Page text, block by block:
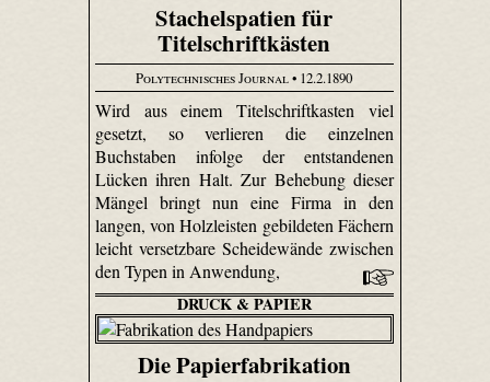
Stachelspatien für
Titelschriftkästen
Polytechnisches Journal• 12.2.1890
Wird aus einem Titelschriftkasten viel
gesetzt, so verlieren die einzelnen
Buchstaben infolge der entstandenen
Lücken ihren Halt. Zur Behebung dieser
Mängel bringt nun eine Firma in den
langen, von Holzleisten gebildeten Fächern
leicht versetzbare Scheidewände zwischen
den Typen in Anwendung,
DRUCK & PAPIER
Die Papierfabrikation